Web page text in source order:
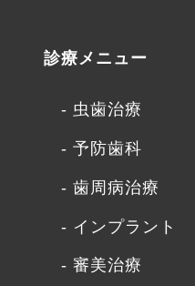
診療メニュー
虫歯治療
予防歯科
歯周病治療
インプラント
審美治療